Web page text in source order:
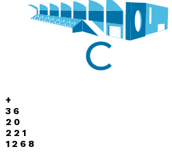
+
36
20
221
1268